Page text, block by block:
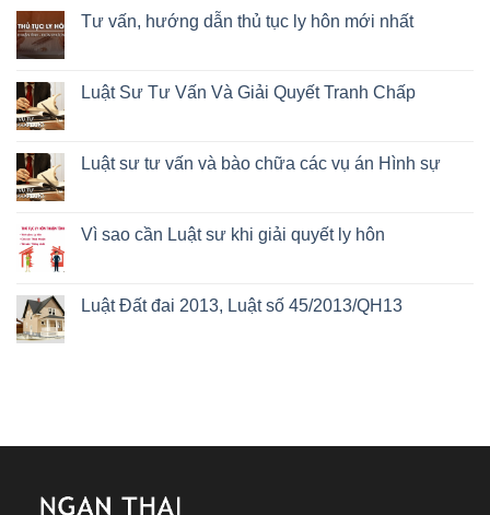
Tư vấn, hướng dẫn thủ tục ly hôn mới nhất
Luật Sư Tư Vấn Và Giải Quyết Tranh Chấp
Luật sư tư vấn và bào chữa các vụ án Hình sự
Vì sao cần Luật sư khi giải quyết ly hôn
Luật Đất đai 2013, Luật số 45/2013/QH13